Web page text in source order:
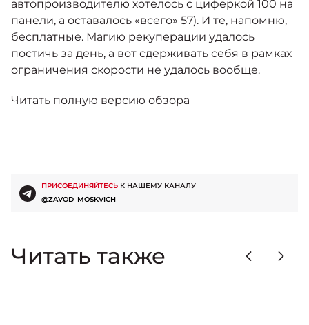
автопроизводителю хотелось с циферкой 100 на
панели, а оставалось «всего» 57). И те, напомню,
бесплатные. Магию рекуперации удалось
постичь за день, а вот сдерживать себя в рамках
ограничения скорости не удалось вообще.
Читать полную версию обзора
ПРИСОЕДИНЯЙТЕСЬ К НАШЕМУ КАНАЛУ
@ZAVOD_MOSKVICH
Читать также